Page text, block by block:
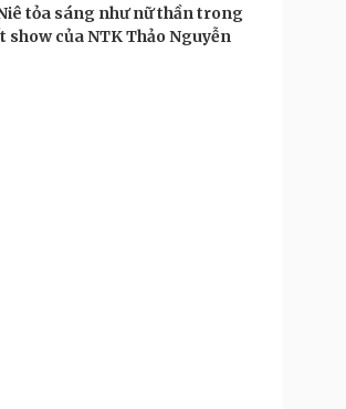
tỏa sáng như nữ thần trong
show của NTK Thảo Nguyễn